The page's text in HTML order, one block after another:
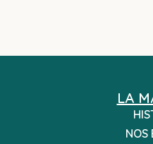
LA
NOS